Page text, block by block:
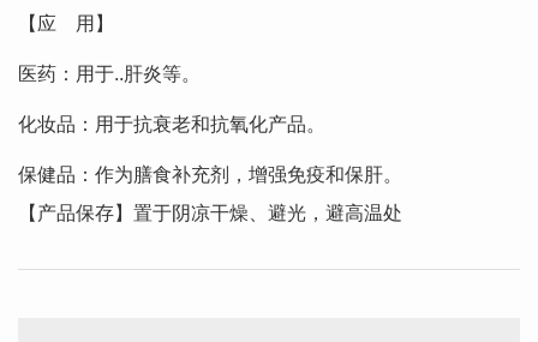
【应 用】
医药：用于..肝炎等。
化妆品：用于抗衰老和抗氧化产品。
保健品：作为膳食补充剂，增强免疫和保肝。
【产品保存】置于阴凉干燥、避光，避高温处